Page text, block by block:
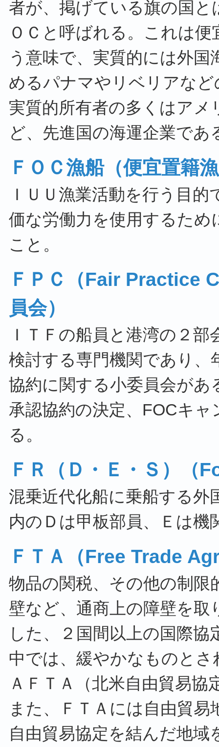
者が、掲げている旗の国
ＯＣと呼ばれる。これは便
う意味で、実質的には外
めるパナマやリベリアな
実質的所有者の多くはア
ど、先進国の海運企業であ
ＦＯＣ漁船（便宜置籍
ＩＵＵ漁業活動を行う目
価な労働力を使用するた
こと。
ＦＰＣ（Fair Practice
員会）
ＩＴＦの船員と港湾の２
検討する専門機関であり、
協約に関する小委員会があ
承認協約の決定、FOCキ
る。
ＦＲ（Ｄ・Ｅ・Ｓ）（
混乗近代化船に乗船する
内のＤは甲板部員、Ｅは機
ＦＴＡ（Free Trade
物品の関税、その他の制限
壁など、通商上の障壁を取
した、２国間以上の国際
中では、緩やかなものと
ＡＦＴＡ（北米自由貿易
また、ＦＴＡには自由貿易
自由貿易協定を結んだ地域